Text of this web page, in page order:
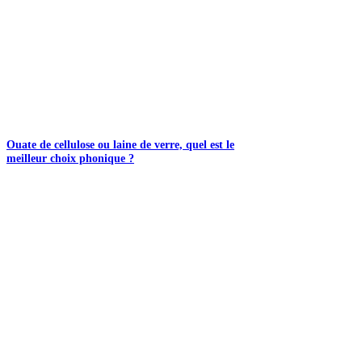
Ouate de cellulose ou laine de verre, quel est le
meilleur choix phonique ?